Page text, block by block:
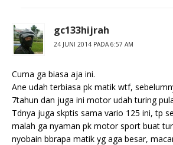
gc133hijrah
24 JUNI 2014 PADA 6:57 AM
Cuma ga biasa aja ini.
Ane udah terbiasa pk matik wtf,
7tahun dan juga ini motor udah turing
Tdnya juga skptis sama vario 125 ini, tp
malah ga nyaman pk motor sport buat
nyobain bbrapa matik yg aga besar,